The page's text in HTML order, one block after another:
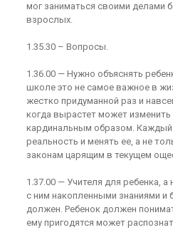
мог заниматься своими делами
взрослых.
1.35.30 – Вопросы.
1.36.00 — Нужно объяснять
школе это не самое важное в
жестко придуманной раз и
когда вырастет может
кардинальным образом.
реальность и менять ее, а не
законам царящим в текущем
1.37.00 — Учителя для ребенка, а
с ним накопленными знаниями и
должен. Ребенок должен
ему пригодятся может